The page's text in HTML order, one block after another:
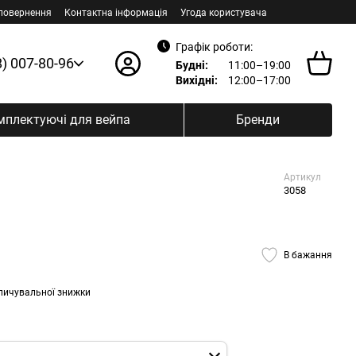
Контактна інформація Угода користувача
007-80-96
Графік роботи:
Будні:
11:00–19:00
Вихідні:
12:00–17:00
для вейпа Бренди
Артикул
3058
В бажання
знижки